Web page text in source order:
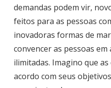
demandas podem vir,
feitos para as pessoas
inovadoras formas de
convencer as pessoas
ilimitadas. Imagino que
acordo com seus